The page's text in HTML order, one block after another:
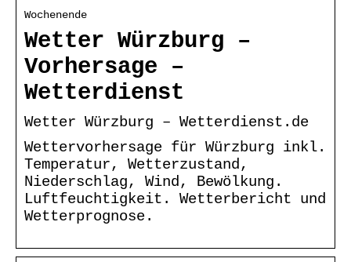
Wochenende
Wetter Würzburg –
Vorhersage –
Wetterdienst
Wetter Würzburg – Wetterdienst.de
Wettervorhersage für Würzburg inkl.
Temperatur, Wetterzustand,
Niederschlag, Wind, Bewölkung.
Luftfeuchtigkeit. Wetterbericht und
Wetterprognose.